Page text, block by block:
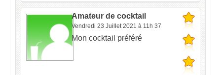
Amateur de cocktail
Vendredi 23 Juillet 2021 à 11h 37
Mon cocktail préféré